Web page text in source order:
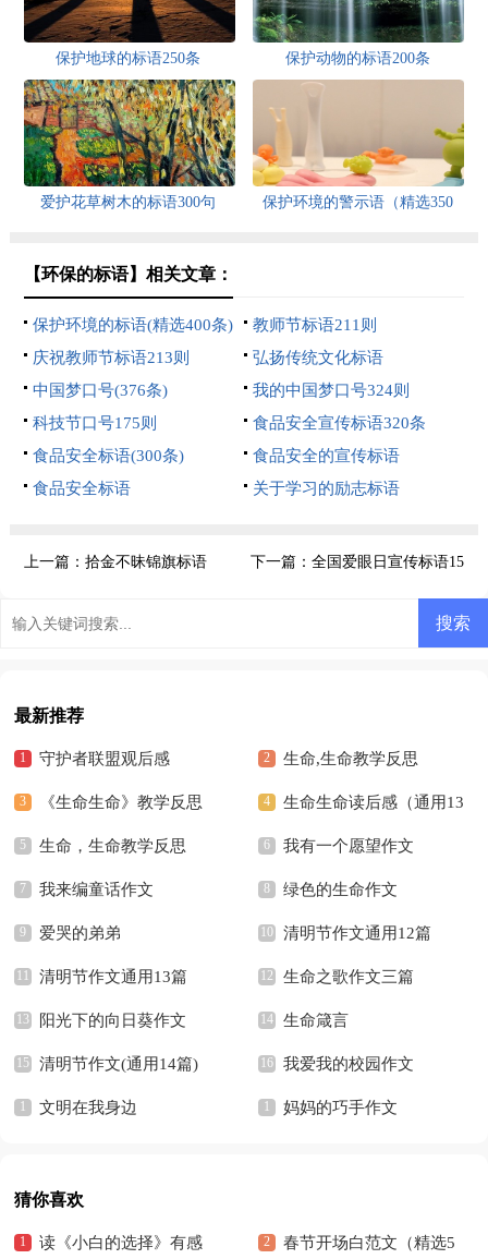
保护地球的标语250条 保护动物的标语200条
爱护花草树木的标语300句
保护环境的警示语（精选350
【环保的标语】相关文章：
保护环境的标语(精选400条)
教师节标语211则
庆祝教师节标语213则
弘扬传统文化标语
中国梦口号(376条)
我的中国梦口号324则
科技节口号175则
食品安全宣传标语320条
食品安全标语(300条)
食品安全的宣传标语
食品安全标语
关于学习的励志标语
上一篇： 拾金不昧锦旗标语 下一篇：全国爱眼日宣传标语15
篇
最新推荐
守护者联盟观后感 生命,生命教学反思
《生命生命》教学反思 生命生命读后感（通用13
篇）
生命，生命教学反思 我有一个愿望作文
我来编童话作文 绿色的生命作文
爱哭的弟弟 清明节作文通用12篇
清明节作文通用13篇 生命之歌作文三篇
阳光下的向日葵作文 生命箴言
清明节作文(通用14篇) 我爱我的校园作文
文明在我身边 妈妈的巧手作文
猜你喜欢
读《小白的选择》有感 春节开场白范文（精选5